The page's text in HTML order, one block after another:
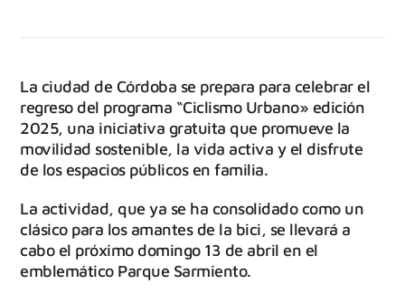
La ciudad de Córdoba se prepara para celebrar el
regreso del programa “Ciclismo Urbano» edición
2025, una iniciativa gratuita que promueve la
movilidad sostenible, la vida activa y el disfrute
de los espacios públicos en familia.
La actividad, que ya se ha consolidado como un
clásico para los amantes de la bici, se llevará a
cabo el próximo domingo 13 de abril en el
emblemático Parque Sarmiento.